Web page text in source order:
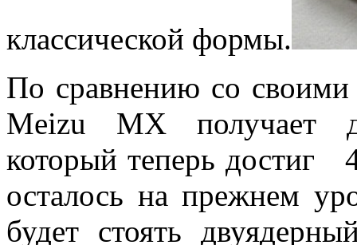
классической формы.
По сравнению со
Meizu MX получает
который теперь достиг
осталось на прежнем
будет стоять